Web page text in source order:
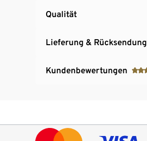
Qualität
Lieferung & Rücksendung
Kundenbewertungen